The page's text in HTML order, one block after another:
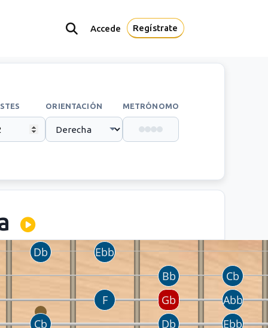
Accede Regístrate
ORIENTACIÓN METRÓNOMO